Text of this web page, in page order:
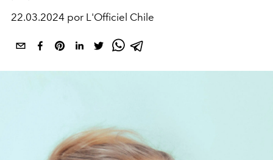
22.03.2024 por L'Officiel Chile